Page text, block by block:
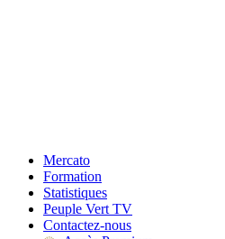
Mercato
Formation
Statistiques
Peuple Vert TV
Contactez-nous